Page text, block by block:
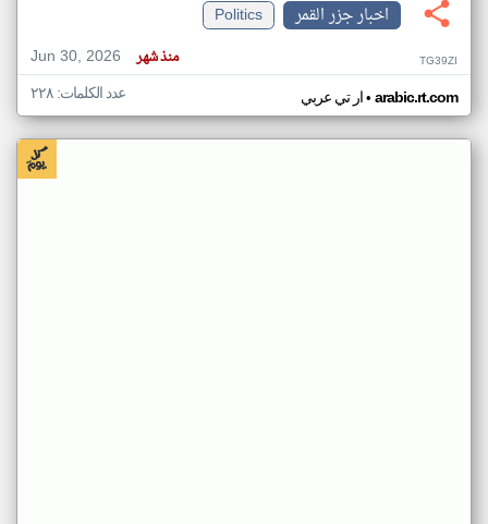
اخبار جزر القمر
Politics
Jun 30, 2026
منذ شهر TG39ZI
ار تي عربي• arabic.rt.com عدد الكلمات: ٢٢٨